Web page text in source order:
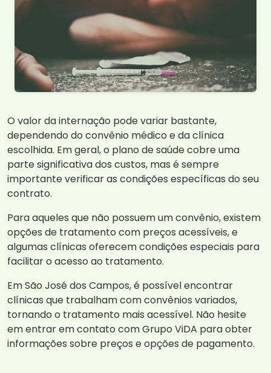
O valor da internação pode variar bastante,
dependendo do convênio médico e da clínica
escolhida. Em geral, o plano de saúde cobre uma
parte significativa dos custos, mas é sempre
importante verificar as condições específicas do seu
contrato.
Para aqueles que não possuem um convênio, existem
opções de tratamento com preços acessíveis, e
algumas clínicas oferecem condições especiais para
facilitar o acesso ao tratamento.
Em São José dos Campos, é possível encontrar
clínicas que trabalham com convênios variados,
tornando o tratamento mais acessível. Não hesite
em entrar em contato com Grupo ViDA para obter
informações sobre preços e opções de pagamento.